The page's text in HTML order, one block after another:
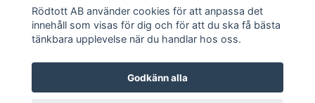
Rödtott AB använder cookies för att anpassa det
innehåll som visas för dig och för att du ska få bästa
tänkbara upplevelse när du handlar hos oss.
Godkänn alla